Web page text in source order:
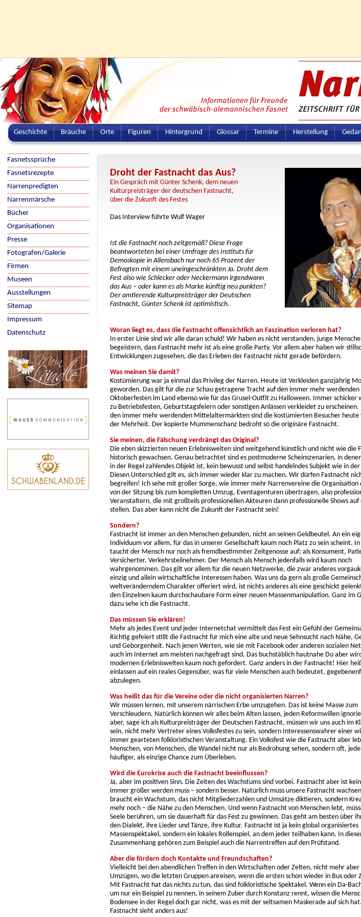
Geschichte Bräuche Orte Figuren Hintergrund Glossar Termine Herstellung
Droht der Fastnacht das Aus?
Ein Gespräch mit Günter Schenk, dem neuen
Kulturpreisträger der deutschen Fastnacht,
über die Zukunft des Festes
Das Interview führte Wulf Wager
Ist die Fastnacht noch zeitgemäß? Diese Frage
beantworteten bei einer Umfrage des Instituts für
Demoskopie in Allensbach nur noch 65 Prozent der
Befragten mit einem uneingeschränkten Ja. Droht dem
Fest also wie Schlecker oder Neckermann irgendwann
das Aus – oder kann es als Marke künftig neu punkten?
Der amtierende Kulturpreisträger der Deutschen
Fastnacht, Günter Schenk ist optimistisch.
Woran liegt es, dass die Fastnacht offensichtlich an Faszination verloren hat?
In erster Linie sind wir alle daran schuld! Wir haben es nicht verstanden, junge
begeistern, dass Fastnacht mehr ist als eine große Party. Vor allem aber haben wir
Entwicklungen zugesehen, die das Erleben der Fastnacht nicht gerade befördern.
Was meinen Sie damit?
Kostümierung war ja einmal das Privileg der Narren. Heute ist Verkleiden ganzjährig
geworden. Das gilt für die zur Schau getragene Tracht auf den immer mehr werdenden
Oktoberfesten im Land ebenso wie für das Grusel-Outfit zu Halloween. Immer schicker
zu Betriebsfesten, Geburtstagsfeiern oder sonstigen Anlässen verkleidet zu erscheinen.
den immer mehr werdenden Mittelaltermärkten sind die kostümierten Besucher heute
der Mehrheit. Der kopierte Mummenschanz bedroht so die originäre Fastnacht.
Sie meinen, die Fälschung verdrängt das Original?
Die eben skizzierten neuen Erlebniswelten sind weitgehend künstlich und nicht wie die
historisch gewachsen. Genau betrachtet sind es postmoderne Scheinszenarien, in
in der Regel zahlendes Objekt ist, kein bewusst und selbst handelndes Subjekt wie in
Diesen Unterschied gilt es, sich immer wieder klar zu machen. Wir dürfen Fastnacht
begreifen! Ich sehe mit großer Sorge, wie immer mehr Narrenvereine die Organisation
von der Sitzung bis zum kompletten Umzug, Eventagenturen übertragen, also
Veranstaltern, die mit großteils professionellen Akteuren dann professionelle Shows auf
stellen. Das aber kann nicht die Zukunft der Fastnacht sein!
Sondern?
Fastnacht ist immer an den Menschen gebunden, nicht an seinen Geldbeutel. An ein
Individuum vor allem, für das in unserer Gesellschaft kaum noch Platz zu sein scheint.
taucht der Mensch nur noch als fremdbestimmter Zeitgenosse auf: als Konsument,
Versicherter, Verkehrsteilnehmer. Der Mensch als Mensch jedenfalls wird kaum noch
wahrgenommen. Das gilt vor allem für die neuen Netzwerke, die zwar anderes
einzig und allein wirtschaftliche Interessen haben. Was uns da gern als große
weltveränderndem Charakter offeriert wird, ist nichts anderes als eine geschickt
den Einzelnen kaum durchschaubare Form einer neuen Massenmanipulation. Ganz im
dazu sehe ich die Fastnacht.
Das müssen Sie erklären!
Mehr als jedes Event und jeder Internetchat vermittelt das Fest ein Gefühl der
Richtig gefeiert stillt die Fastnacht für mich eine alte und neue Sehnsucht nach Nähe,
und Geborgenheit. Nach jenen Werten, wie sie mit Facebook oder anderen sozialen
auch im Internet am meisten nachgefragt sind. Das buchstäblich hautnahe Du aber
modernen Erlebniswelten kaum noch gefordert. Ganz anders in der Fastnacht! Hier
einlassen auf ein reales Gegenüber, was für viele Menschen auch bedeutet,
abzulegen.
Was heißt das für die Vereine oder die nicht organisierten Narren?
Wir müssen lernen, mit unserem närrischen Erbe umzugehen. Das ist keine Masse zum
Verschleudern. Natürlich können wir alles beim Alten lassen, jeden Reformwillen
aber, sage ich als Kulturpreisträger der Deutschen Fastnacht, müssen wir uns auch im
sein, nicht mehr Vertreter eines Volksfestes zu sein, sondern Interessenswahrer einer
immer gearteten folkloristischen Veranstaltung. Ein Volksfest wie die Fastnacht aber
Menschen, von Menschen, die Wandel nicht nur als Bedrohung sehen, sondern oft,
häufiger, als einzige Chance zum Überleben.
Wird die Eurokrise auch die Fastnacht beeinflussen?
Ja, aber im positiven Sinn. Die Zeiten des Wachstums sind vorbei. Fastnacht aber ist
immer größer werden muss – sondern besser. Natürlich muss unsere Fastnacht
braucht ein Wachstum, das nicht Mitgliederzahlen und Umsätze diktieren, sondern
mehr noch – die Nähe zu den Menschen. Und wenn Fastnacht von Menschen lebt,
Seele berühren, um sie dauerhaft für das Fest zu gewinnen. Das geht am besten über
den Dialekt, ihre Lieder und Tänze, ihre Kultur. Fastnacht ist ja kein global organisiertes
Massenspektakel, sondern ein lokales Rollenspiel, an dem jeder teilhaben kann. In
Zusammenhang gehören zum Beispiel auch die Narrentreffen auf den Prüfstand.
Aber die fördern doch Kontakte und Freundschaften?
Vielleicht bei den abendlichen Treffen in den Wirtschaften oder Zelten, nicht mehr aber
Umzügen, wo die letzten Gruppen anreisen, wenn die ersten schon wieder in Bus oder
Mit Fastnacht hat das nichts zu tun, das sind folkloristische Spektakel. Wenn ein Da-
um nur ein Beispiel zu nennen, in seinem Zuber durch Konstanz rennt, wissen die
Bodensee in der Regel doch gar nicht, was es mit der seltsamen Maskerade auf sich
Fastnacht sieht anders aus!
Fasnetssprüche
Fasnetsrezepte
Narrenpredigten
Narrenmärsche
Bücher
Organisationen
Presse
Fotografen/Galerie
Firmen
Museen
Ausstellungen
Sitemap
Impressum
Datenschutz